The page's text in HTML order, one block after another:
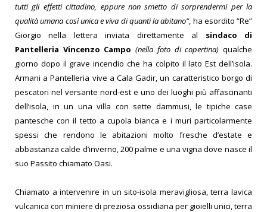
tutti gli effetti cittadino, eppure non smetto di sorprendermi per la
qualità umana così unica e viva di quanti la abitano“, ha esordito “Re”
Giorgio nella lettera inviata direttamente al sindaco di
Pantelleria Vincenzo Campo (nella foto di copertina) qualche
giorno dopo il grave incendio che ha colpito il lato Est dell’isola.
Armani a Pantelleria vive a Cala Gadir, un caratteristico borgo di
pescatori nel versante nord-est e uno dei luoghi più affascinanti
dell’isola, in un una villa con sette dammusi, le tipiche case
pantesche con il tetto a cupola bianca e i muri particolarmente
spessi che rendono le abitazioni molto fresche d’estate e
abbastanza calde d’inverno, 200 palme e una vigna dove nasce il
suo Passito chiamato Oasi.
Chiamato a intervenire in un sito-isola meravigliosa, terra lavica
vulcanica con miniere di preziosa ossidiana per gioielli unici, terra